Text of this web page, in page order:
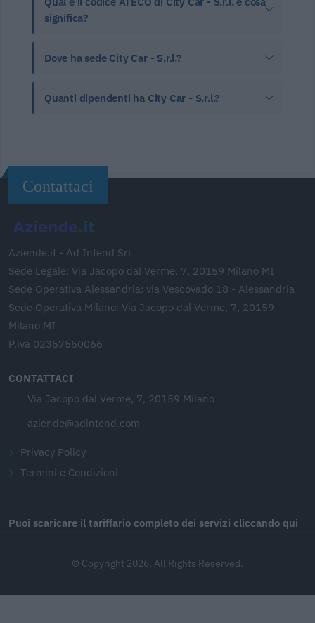
significa?
Dove ha sede City Car - S.r.l.?
Quanti dipendenti ha City Car - S.r.l.?
Contattaci
Aziende.it - Ad Intend Srl
Sede Legale: Via Jacopo dal Verme, 7, 20159 Milano MI
Sede Operativa Alessandria: via Vescovado 18 - Alessandria
Sede Operativa Milano: Via Jacopo dal Verme, 7, 20159
Milano MI
P.iva 02357550066
CONTATTACI
Via Jacopo dal Verme, 7, 20159 Milano
aziende@adintend.com
Privacy Policy
Termini e Condizioni
Puoi scaricare il tariffario completo dei servizi cliccando qui
© Copyright 2026. All Rights Reserved.